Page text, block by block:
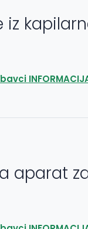
aparat